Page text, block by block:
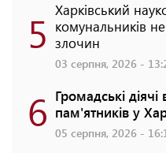
5 Харківський
комунальників
злочин
03 серпня, 2026 -
6 Громадські
пам'ятників у
05 серпня, 2026 -